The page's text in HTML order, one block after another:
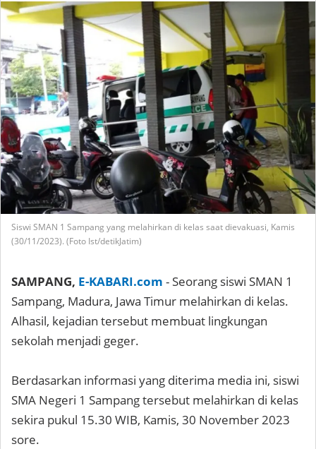
Siswi SMAN 1 Sampang yang melahirkan di kelas saat dievakuasi, Kamis
(30/11/2023). (Foto Ist/detikJatim)
SAMPANG, E-KABARI.com - Seorang siswi SMAN 1
Sampang, Madura, Jawa Timur melahirkan di kelas.
Alhasil, kejadian tersebut membuat lingkungan
sekolah menjadi geger.
Berdasarkan informasi yang diterima media ini, siswi
SMA Negeri 1 Sampang tersebut melahirkan di kelas
sekira pukul 15.30 WIB, Kamis, 30 November 2023
sore.